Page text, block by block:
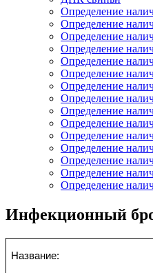
Определение
Определение
Определение
Определение
Определение
Определение
Определение
Определение
Определение
Определение
Определение
Определение
Определение
Определение
Определение
Инфекционный
Название: